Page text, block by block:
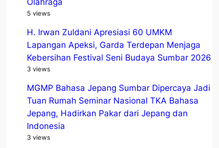
Olahraga
5 views
H. Irwan Zuldani Apresiasi 60 UMKM
Lapangan Apeksi, Garda Terdepan Menjaga
Kebersihan Festival Seni Budaya Sumbar 2026
3 views
MGMP Bahasa Jepang Sumbar Dipercaya Jadi
Tuan Rumah Seminar Nasional TKA Bahasa
Jepang, Hadirkan Pakar dari Jepang dan
Indonesia
3 views